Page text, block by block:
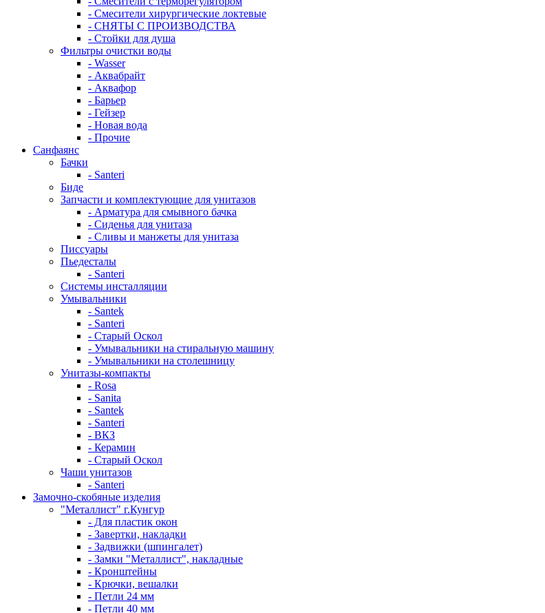
- Смесители хирургические локтевые
- СНЯТЫ С ПРОИЗВОДСТВА
- Стойки для душа
Фильтры очистки воды
- Wasser
- Аквабрайт
- Аквафор
- Барьер
- Гейзер
- Новая вода
- Прочие
Санфаянс
Бачки
- Santeri
Биде
Запчасти и комплектующие для унитазов
- Арматура для смывного бачка
- Сиденья для унитаза
- Сливы и манжеты для унитаза
Писсуары
Пьедесталы
- Santeri
Системы инсталляции
Умывальники
- Santek
- Santeri
- Старый Оскол
- Умывальники на стиральную машину
- Умывальники на столешницу
Унитазы-компакты
- Rosa
- Sanita
- Santek
- Santeri
- ВКЗ
- Керамин
- Старый Оскол
Чаши унитазов
- Santeri
Замочно-скобяные изделия
"Металлист" г.Кунгур
- Для пластик окон
- Завертки, накладки
- Задвижки (шпингалет)
- Замки "Металлист", накладные
- Кронштейны
- Крючки, вешалки
- Петли 24 мм
- Петли 40 мм